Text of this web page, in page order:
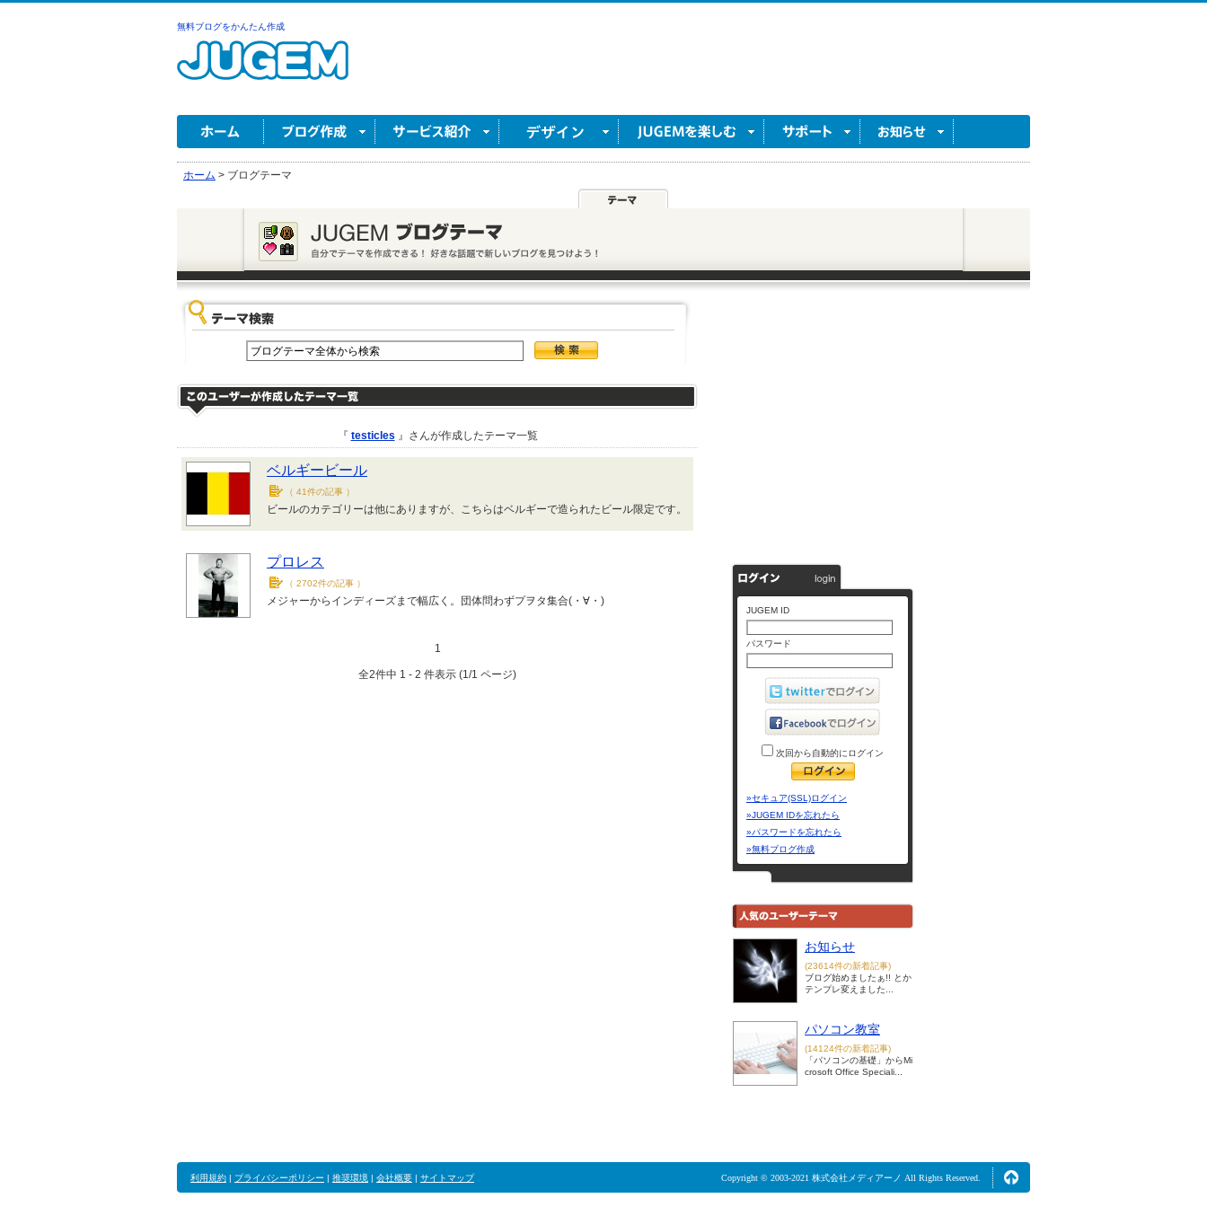
無料ブログをかんたん作成
ホーム > ブログテーマ
『 testicles 』さんが作成したテーマ一覧
ベルギービール
（ 41件の記事 ）
ビールのカテゴリーは他にありますが、こちらはベルギーで造られたビール限定です。
プロレス
（ 2702件の記事 ）
メジャーからインディーズまで幅広く。団体問わずプヲタ集合(・∀・)
1
全2件中 1 - 2 件表示 (1/1 ページ)
JUGEM ID
パスワード
次回から自動的にログイン
»セキュア(SSL)ログイン
»JUGEM IDを忘れたら
»パスワードを忘れたら
»無料ブログ作成
お知らせ
(23614件の新着記事)
ブログ始めましたぁ!! とか
テンプレ変えました...
パソコン教室
(14124件の新着記事)
「パソコンの基礎」からMi
crosoft Office Speciali...
利用規約 | プライバシーポリシー | 推奨環境 | 会社概要 | サイトマップ Copyright © 2003-2021 株式会社メディアーノ All Rights Reserved.